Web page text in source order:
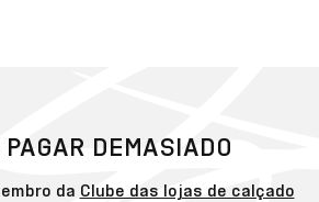
DEMASIADO
da Clube das lojas de calçado